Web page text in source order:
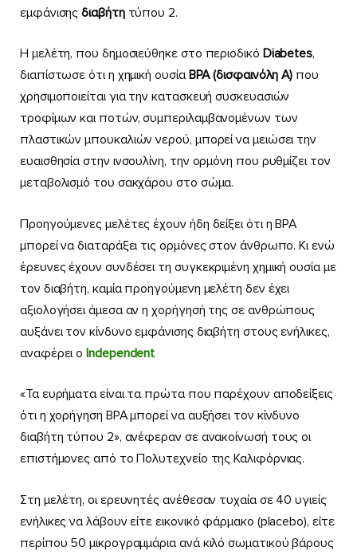
εμφάνισηςδιαβήτητύπου 2.
Η μελέτη, που δημοσιεύθηκε στο περιοδικό Diabetes,
διαπίστωσε ότι η χημική ουσίαBPA (δισφαινόλη Α) που
χρησιμοποιείται για την κατασκευή συσκευασιών
τροφίμων και ποτών, συμπεριλαμβανομένων των
πλαστικών μπουκαλιών νερού, μπορεί να μειώσει την
ευαισθησία στην ινσουλίνη, την ορμόνη που ρυθμίζει τον
μεταβολισμό του σακχάρου στο σώμα.
Προηγούμενες μελέτες έχουν ήδη δείξει ότι η BPA
μπορεί να διαταράξει τις ορμόνες στον άνθρωπο. Κι ενώ
έρευνες έχουν συνδέσει τη συγκεκριμένη χημική ουσία με
τον διαβήτη, καμία προηγούμενη μελέτη δεν έχει
αξιολογήσει άμεσα αν η χορήγησή της σε ανθρώπους
αυξάνει τον κίνδυνο εμφάνισης διαβήτη στους ενήλικες,
αναφέρει οIndependent
«Τα ευρήματα είναι τα πρώτα που παρέχουν αποδείξεις
ότι η χορήγηση BPA μπορεί να αυξήσει τον κίνδυνο
διαβήτη τύπου 2», ανέφεραν σε ανακοίνωσή τους οι
επιστήμονες από το Πολυτεχνείο της Καλιφόρνιας.
Στη μελέτη, οι ερευνητές ανέθεσαν τυχαία σε 40 υγιείς
ενήλικες να λάβουν είτε εικονικό φάρμακο (placebo), είτε
περίπου 50 μικρογραμμάρια ανά κιλό σωματικού βάρους